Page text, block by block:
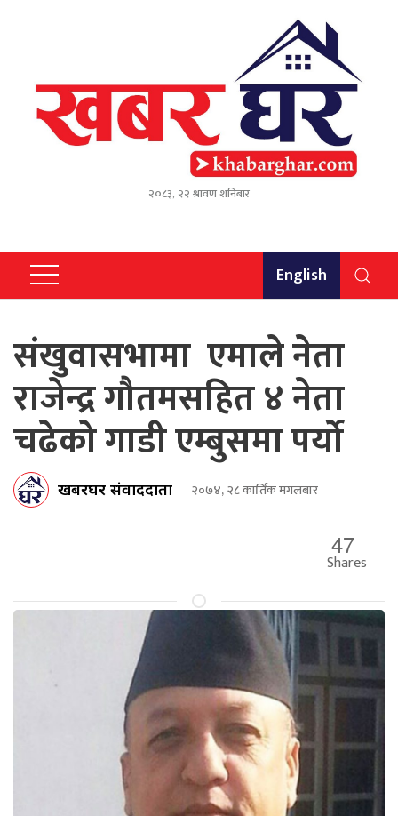
२०८३, २२ श्रावण शनिबार
English
संखुवासभामा एमाले नेता
राजेन्द्र गौतमसहित ४ नेता
चढेको गाडी एम्बुसमा पर्यो
खबरघर संवाददाता २०७४, २८ कार्तिक मंगलबार
47
Shares